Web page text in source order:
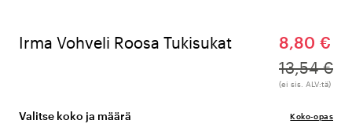
Irma Vohveli Roosa Tukisukat
8,80 €
13,54 €
(ei sis. ALV:tä)
Valitse koko ja määrä Koko-opas